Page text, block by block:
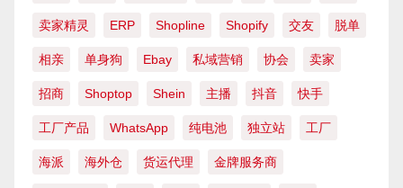
卖家精灵 ERP Shopline Shopify 交友 脱单
相亲 单身狗 Ebay 私域营销 协会 卖家
招商 Shoptop Shein 主播 抖音 快手
工厂产品 WhatsApp 纯电池 独立站 工厂
海派 海外仓 货运代理 金牌服务商